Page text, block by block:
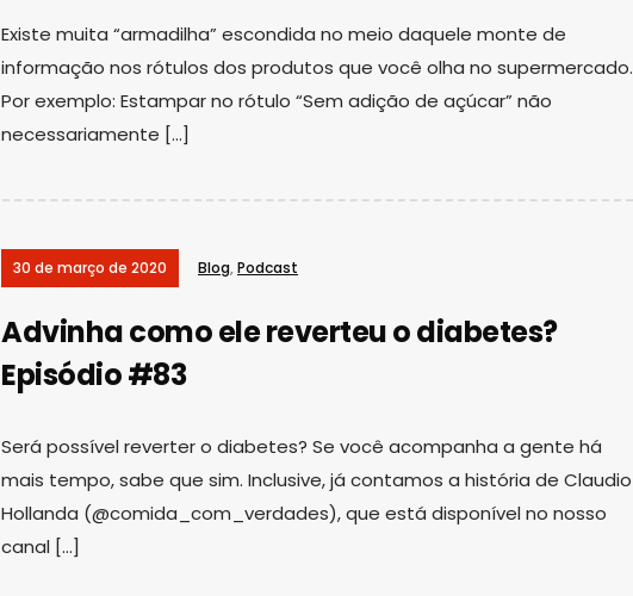
Existe muita “armadilha” escondida no meio daquele monte de
informação nos rótulos dos produtos que você olha no supermercado.
Por exemplo: Estampar no rótulo “Sem adição de açúcar” não
necessariamente […]
30 de março de 2020 Blog, Podcast
Advinha como ele reverteu o diabetes?
Episódio #83
Será possível reverter o diabetes? Se você acompanha a gente há
mais tempo, sabe que sim. Inclusive, já contamos a história de Claudio
Hollanda (@comida_com_verdades), que está disponível no nosso
canal […]